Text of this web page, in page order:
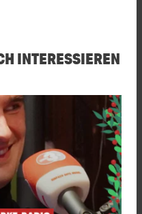
INTERESSIEREN